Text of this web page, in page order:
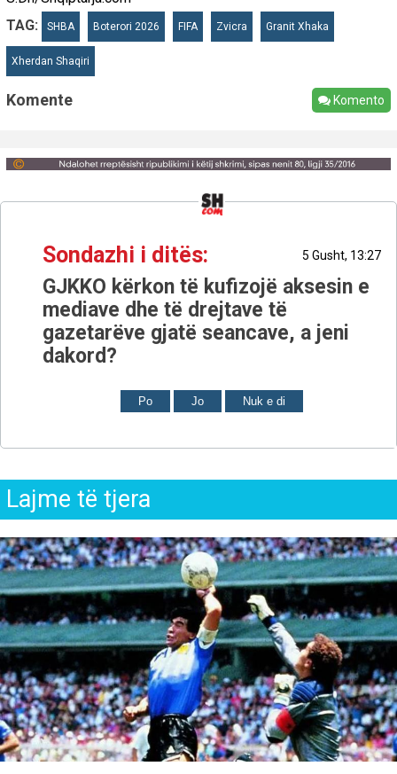
TAG:
SHBA Boterori 2026 FIFA Zvicra Granit Xhaka
Xherdan Shaqiri
Komente Komento
Sondazhi i ditës: 5 Gusht, 13:27
GJKKO kërkon të kufizojë aksesin e
mediave dhe të drejtave të
gazetarëve gjatë seancave, a jeni
dakord?
Po Jo Nuk e di
Lajme të tjera